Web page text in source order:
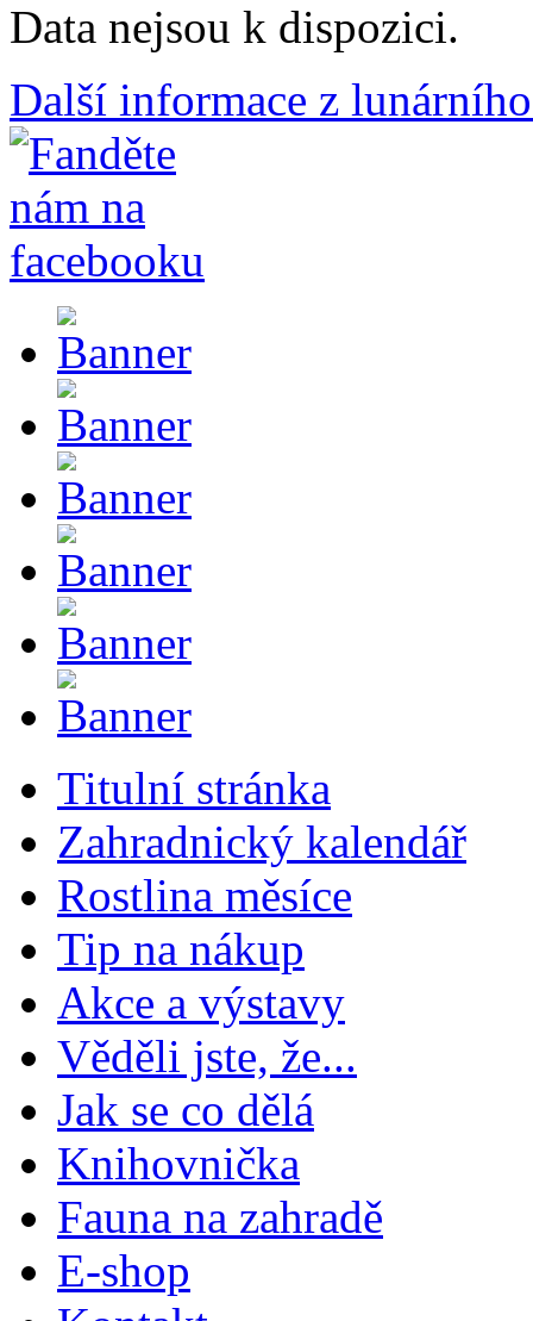
Data nejsou k dispozici.
Další informace z
Titulní stránka
Zahradnický kalendář
Rostlina měsíce
Tip na nákup
Akce a výstavy
Věděli jste, že...
Jak se co dělá
Knihovnička
Fauna na zahradě
E-shop